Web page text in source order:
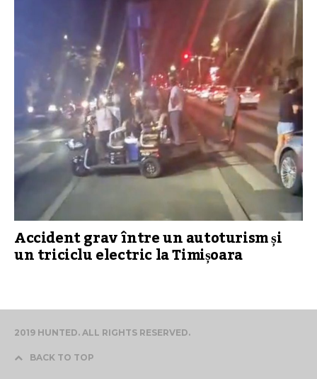
Accident grav între un autoturism și
un triciclu electric la Timișoara
2019 HUNTED. ALL RIGHTS RESERVED.
BACK TO TOP